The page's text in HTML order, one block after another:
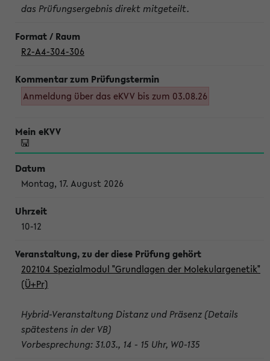
das Prüfungsergebnis direkt mitgeteilt.
R2-A4-304-306
Anmeldung über das eKVV bis zum 03.08.26
Montag, 17. August 2026
10-12
202104 Spezialmodul "Grundlagen der Molekulargenetik"
(Ü+Pr)
Hybrid-Veranstaltung Distanz und Präsenz (Details
spätestens in der VB)
Vorbesprechung: 31.03., 14 - 15 Uhr, W0-135